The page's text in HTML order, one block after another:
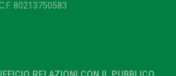
80213750583